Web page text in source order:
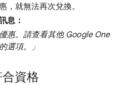
，就無法再次兌換。
息：
惠。請查看其他 Google One
選項。」
資格